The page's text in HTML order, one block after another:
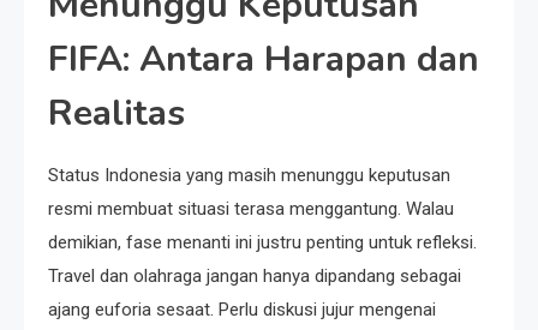
FIFA: Antara Harapan dan
Realitas
Status Indonesia yang masih menunggu keputusan
resmi membuat situasi terasa menggantung. Walau
demikian, fase menanti ini justru penting untuk refleksi.
Travel dan olahraga jangan hanya dipandang sebagai
ajang euforia sesaat. Perlu diskusi jujur mengenai